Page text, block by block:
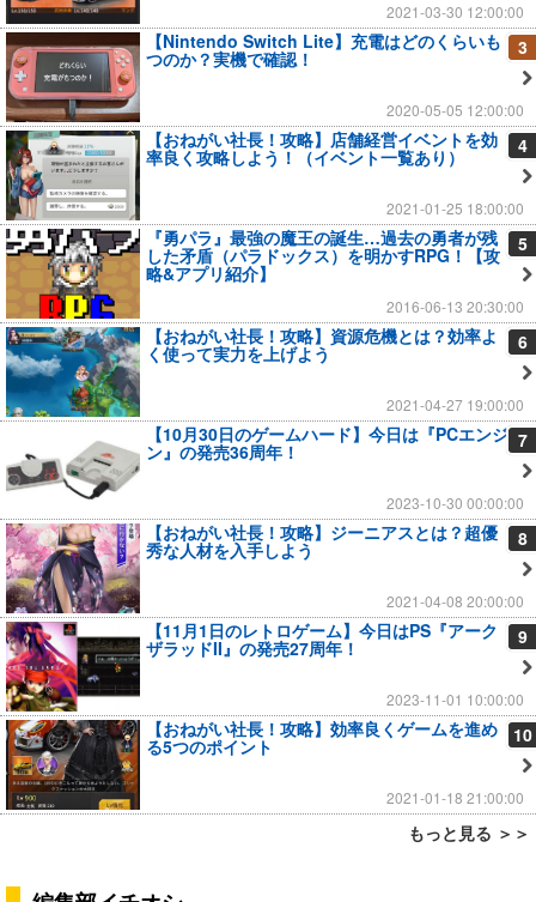
2021-03-30 12:00:00
3
【Nintendo Switch Lite】充電はどのくらいも
つのか？実機で確認！
2020-05-05 12:00:00
4
【おねがい社長！攻略】店舗経営イベントを効
率良く攻略しよう！（イベント一覧あり）
2021-01-25 18:00:00
5
『勇パラ』最強の魔王の誕生…過去の勇者が残
した矛盾（パラドックス）を明かすRPG！【攻
略&アプリ紹介】
2016-06-13 20:30:00
6
【おねがい社長！攻略】資源危機とは？効率よ
く使って実力を上げよう
2021-04-27 19:00:00
7
【10月30日のゲームハード】今日は『PCエンジ
ン』の発売36周年！
2023-10-30 00:00:00
8
【おねがい社長！攻略】ジーニアスとは？超優
秀な人材を入手しよう
2021-04-08 20:00:00
9
【11月1日のレトロゲーム】今日はPS『アーク
ザラッドII』の発売27周年！
2023-11-01 10:00:00
10
【おねがい社長！攻略】効率良くゲームを進め
る5つのポイント
2021-01-18 21:00:00
もっと見る ＞＞